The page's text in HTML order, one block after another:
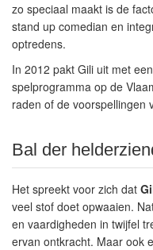
zo speciaal maakt is de
stand up comedian en
optredens.
In 2012 pakt Gili uit met
spelprogramma op de
raden of de voorspellingen
Bal der
Het spreekt voor zich dat
veel stof doet opwaaien.
en vaardigheden in twijfel
ervan ontkracht. Maar ook